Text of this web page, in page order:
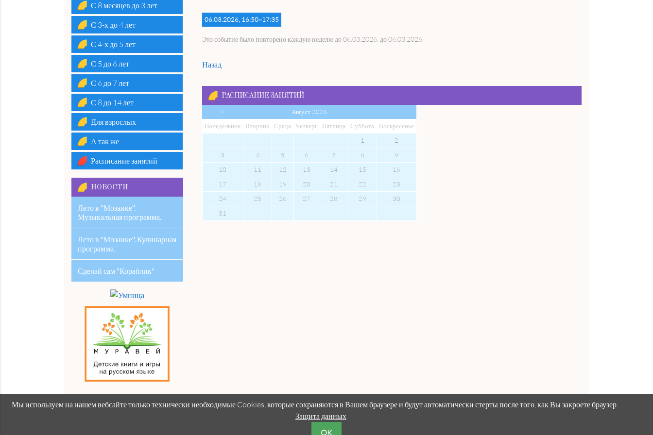
06.03.2026, 16:50–17:35
Это событие было повторено каждую неделю до 06.03.2026. до 06.03.2026.
Назад
РАСПИСАНИЕ ЗАНЯТИЙ
<
Август 2026
Понедельник Вторник Среда Четверг Пятница Суббота Воскресенье
1
2
3
4 5 6 7 8
9
10
11 12 13 14 15
16
17
18 19 20 21 22
23
24
25 26 27 28 29
30
31
С 8 месяцев до 3 лет
С 3-х до 4 лет
С 4-х до 5 лет
С 5 до 6 лет
С 6 до 7 лет
С 8 до 14 лет
Для взрослых
А так же:
Расписание занятий
НОВОСТИ
Лето в "Мозаике".
Музыкальная программа.
Лето в "Мозаике". Кулинарная
программа.
Сделай сам "Кораблик"
Мы используем на нашем вебсайте только технически необходимые Cookies, которые сохраняются в Вашем браузере и будут автоматически стерты после того, как Вы закроете браузер.
Защита данных
OK